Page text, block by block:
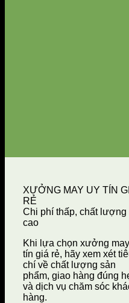
XƯỞNG MAY UY TÍN
RẺ
Chi phí thấp, chất lượng
cao
Khi lựa chọn xưởng
tín giá rẻ, hãy xem xét
chí về chất lượng sản
phẩm, giao hàng đúng
và dịch vụ chăm sóc
hàng.